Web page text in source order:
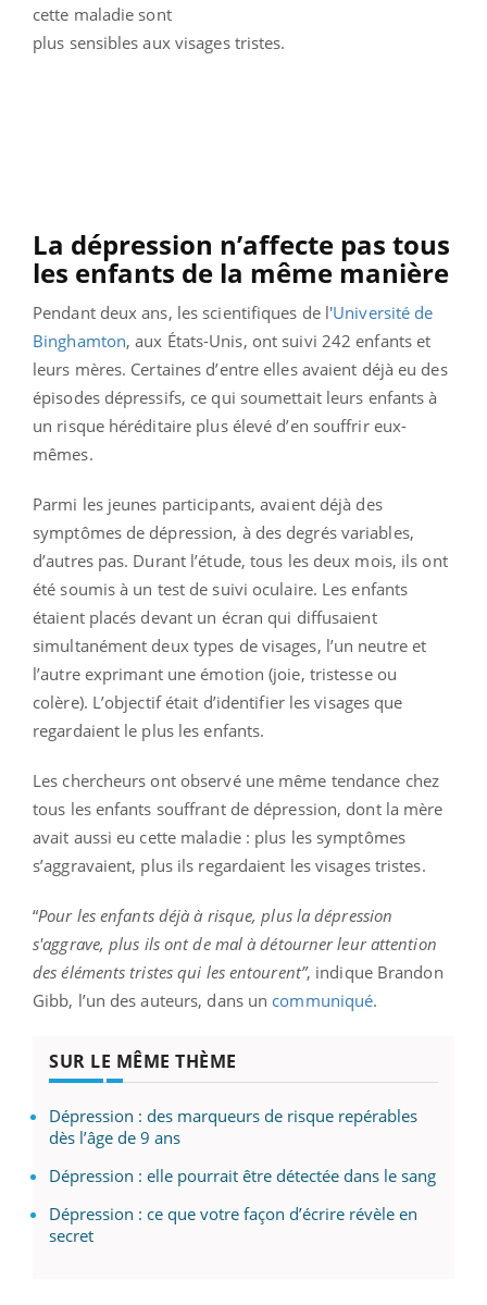
cette maladie sont
plus sensibles aux visages tristes.
La dépression n’affecte pas tous
les enfants de la même manière
Pendant deux ans, les scientifiques de l'Université de
Binghamton, aux États-Unis, ont suivi 242 enfants et
leurs mères. Certaines d’entre elles avaient déjà eu des
épisodes dépressifs, ce qui soumettait leurs enfants à
un risque héréditaire plus élevé d’en souffrir eux-
mêmes.
Parmi les jeunes participants, avaient déjà des
symptômes de dépression, à des degrés variables,
d’autres pas. Durant l’étude, tous les deux mois, ils ont
été soumis à un test de suivi oculaire. Les enfants
étaient placés devant un écran qui diffusaient
simultanément deux types de visages, l’un neutre et
l’autre exprimant une émotion (joie, tristesse ou
colère). L’objectif était d’identifier les visages que
regardaient le plus les enfants.
Les chercheurs ont observé une même tendance chez
tous les enfants souffrant de dépression, dont la mère
avait aussi eu cette maladie : plus les symptômes
s’aggravaient, plus ils regardaient les visages tristes.
“Pour les enfants déjà à risque, plus la dépression
s'aggrave, plus ils ont de mal à détourner leur attention
des éléments tristes qui les entourent”, indique Brandon
Gibb, l’un des auteurs, dans un communiqué.
SUR LE MÊME THÈME
Dépression : des marqueurs de risque repérables
dès l’âge de 9 ans
Dépression : elle pourrait être détectée dans le sang
Dépression : ce que votre façon d’écrire révèle en
secret